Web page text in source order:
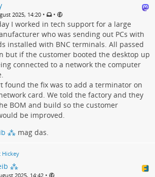
2025, 14:20 • •
I worked in tech support for a large
who was sending out PCs with
installed with BNC terminals. All passed
but if the customer booted the desktop up
connected to a network the computer
found the fix was to add a terminator on
card. We told the factory and they
BOM and build so the customer
be improved.
⁂ mag das.
⁂
2025, 14:42 •